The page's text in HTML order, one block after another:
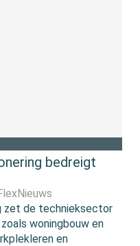
bedreigt
zet de technieksector
woningbouw en
en